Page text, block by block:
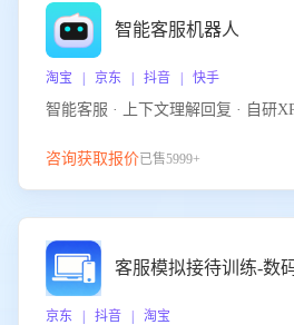
智能客服机器人
淘宝 | 京东 | 抖音 | 快手
智能客服 · 上下文理解回复 · 自研
咨询获取报价已售5999+
客服模拟接待训练-数
京东 | 抖音 | 淘宝